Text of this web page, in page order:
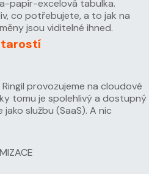
papír-excelová tabulka.
co potřebujete, a to jak na
jsou viditelné ihned.
provozujeme na cloudové
tomu je spolehlivý a dostupný
službu (SaaS). A nic